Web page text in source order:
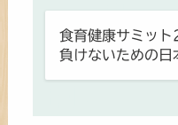
食育健康サミッ
負けないための日